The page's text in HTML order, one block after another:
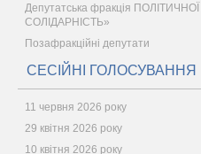
Депутатська фракція
СОЛІДАРНІСТЬ»
Позафракційні депутати
СЕСІЙНІ ГОЛОСУВАННЯ
11 червня 2026 року
29 квітня 2026 року
10 квітня 2026 року